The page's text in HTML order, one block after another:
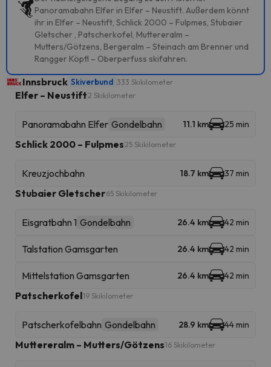
Panoramabahn Elfer in Elfer – Neustift. Außerdem könnt
ihr in Elfer – Neustift, Schlick 2000 – Fulpmes, Stubaier
Gletscher , Patscherkofel, Muttereralm –
Mutters/Götzens, Bergeralm – Steinach am Brenner und
Rangger Köpfl – Oberperfuss skifahren.
Innsbruck Skiverbund 333 Skikilometer
Elfer – Neustift 2 Skikilometer
Panoramabahn Elfer Gondelbahn 11.1 km 25 min
Schlick 2000 – Fulpmes 25 Skikilometer
Kreuzjochbahn 18.7 km 37 min
Stubaier Gletscher65 Skikilometer
Eisgratbahn 1 Gondelbahn 26.4 km 42 min
Talstation Gamsgarten 26.4 km 42 min
Mittelstation Gamsgarten 26.4 km 42 min
Patscherkofel19 Skikilometer
Patscherkofelbahn Gondelbahn 28.9 km 44 min
Muttereralm – Mutters/Götzens16 Skikilometer